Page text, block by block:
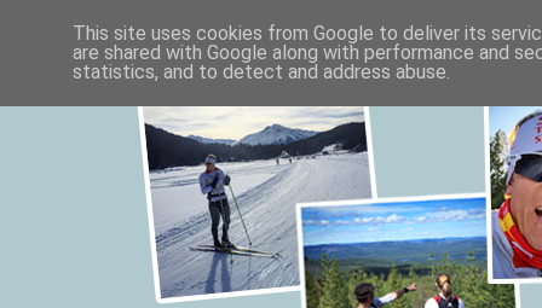
This site uses cookies from Google to deliver its
are shared with Google along with performance and
statistics, and to detect and address abuse.